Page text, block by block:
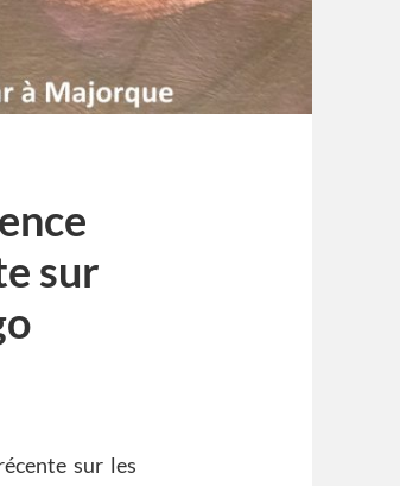
sur
sur les